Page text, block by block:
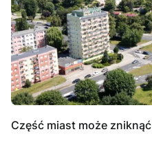
Część miast może zniknąć